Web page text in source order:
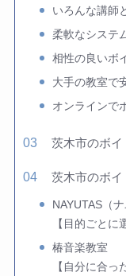
いろんな講師
柔軟なシステ
相性の良いボ
大手の教室で
オンラインで
茨木市のボ
茨木市のボイ
NAYUTAS（
【目的ごとに
椿音楽教室
【自分に合っ